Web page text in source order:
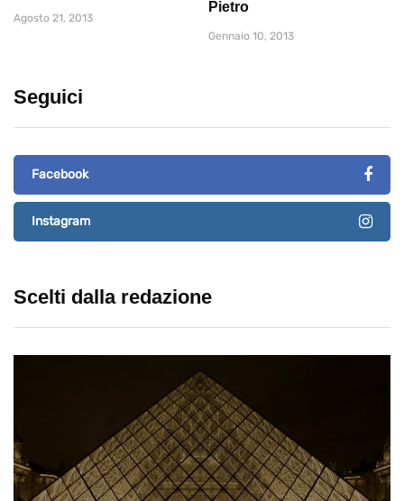
Agosto 21, 2013
Pietro
Gennaio 10, 2013
Seguici
Facebook
Instagram
Scelti dalla redazione